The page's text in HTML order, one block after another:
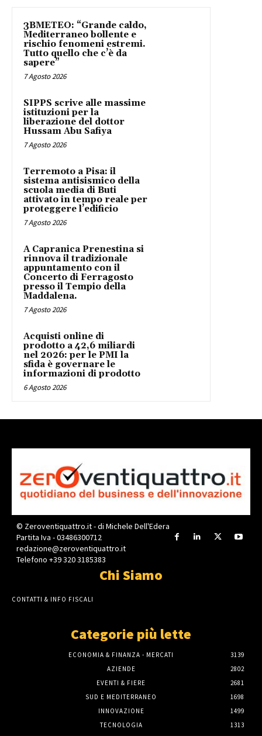
3BMETEO: “Grande caldo,
Mediterraneo bollente e
rischio fenomeni estremi.
Tutto quello che c’è da
sapere”
7 Agosto 2026
SIPPS scrive alle massime
istituzioni per la
liberazione del dottor
Hussam Abu Safiya
7 Agosto 2026
Terremoto a Pisa: il
sistema antisismico della
scuola media di Buti
attivato in tempo reale per
proteggere l’edificio
7 Agosto 2026
A Capranica Prenestina si
rinnova il tradizionale
appuntamento con il
Concerto di Ferragosto
presso il Tempio della
Maddalena.
7 Agosto 2026
Acquisti online di
prodotto a 42,6 miliardi
nel 2026: per le PMI la
sfida è governare le
informazioni di prodotto
6 Agosto 2026
© Zeroventiquattro.it - di Michele Dell'Edera
Partita Iva - 03486300712
redazione@zeroventiquattro.it
Telefono +39 320 3185383
Chi Siamo
CONTATTI & INFO FISCALI
Categorie più lette
ECONOMIA & FINANZA - MERCATI
3139
AZIENDE
2802
EVENTI & FIERE
2681
SUD E MEDITERRANEO
1698
INNOVAZIONE
1499
TECNOLOGIA
1313